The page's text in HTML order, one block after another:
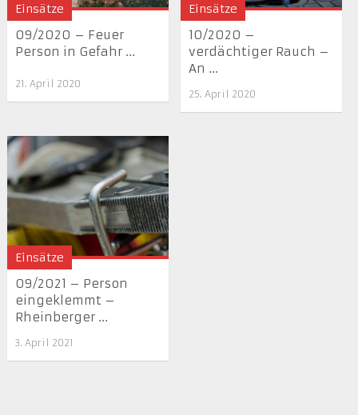
Einsätze
09/2020 – Feuer
Person in Gefahr ...
21. April 2020
Einsätze
10/2020 –
verdächtiger Rauch –
An ...
25. April 2020
Einsätze
09/2021 – Person
eingeklemmt –
Rheinberger ...
3. April 2021